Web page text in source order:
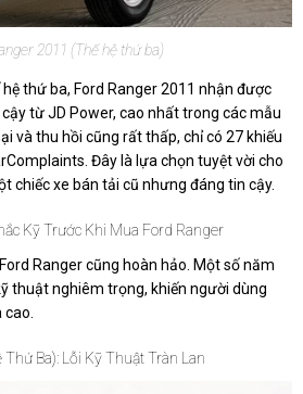
2011 (Thế hệ thứ ba)
thứ ba, Ford Ranger 2011 nhận được
từ JD Power, cao nhất trong các mẫu
và thu hồi cũng rất thấp, chỉ có 27 khiếu
Đây là lựa chọn tuyệt vời cho
chiếc xe bán tải cũ nhưng đáng tin cậy.
Kỹ Trước Khi Mua Ford Ranger
Ranger cũng hoàn hảo. Một số năm
thuật nghiêm trọng, khiến người dùng
Ba): Lỗi Kỹ Thuật Tràn Lan